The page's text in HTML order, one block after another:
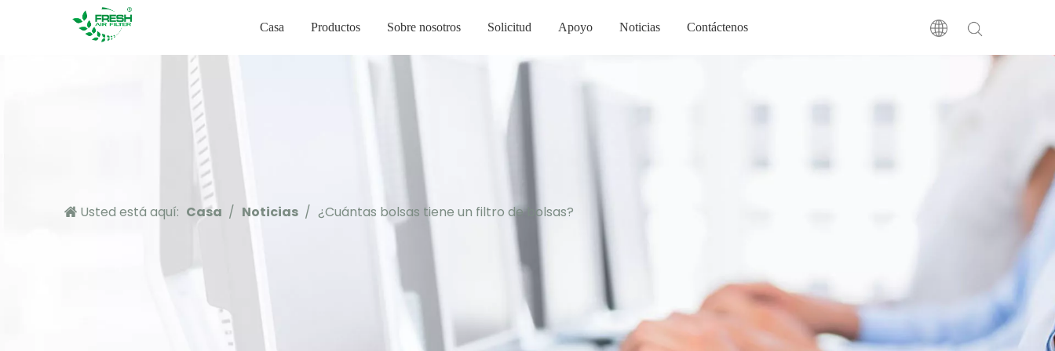
Casa Productos Sobre nosotros Solicitud Apoyo Noticias Contáctenos
Usted está aquí: Casa / Noticias / ¿Cuántas bolsas tiene un filtro de bolsas?